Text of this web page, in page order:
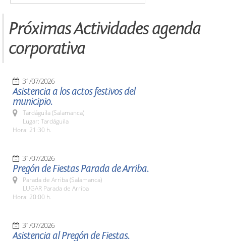
Próximas Actividades agenda
corporativa
31/07/2026
Asistencia a los actos festivos del
municipio.
Tardáguila (Salamanca)
Lugar: Tardáguila
Hora: 21:30 h.
31/07/2026
Pregón de Fiestas Parada de Arriba.
Parada de Arriba (Salamanca)
LUGAR Parada de Arriba
Hora: 20:00 h.
31/07/2026
Asistencia al Pregón de Fiestas.